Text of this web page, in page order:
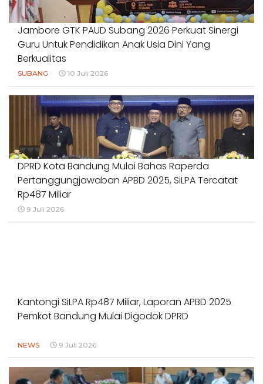
Jambore GTK PAUD Subang 2026 Perkuat Sinergi
Guru Untuk Pendidikan Anak Usia Dini Yang
Berkualitas
SUBANG 10 Juli 2026
DPRD Kota Bandung Mulai Bahas Raperda
Pertanggungjawaban APBD 2025, SiLPA Tercatat
Rp487 Miliar
9 Juli 2026
Kantongi SiLPA Rp487 Miliar, Laporan APBD 2025
Pemkot Bandung Mulai Digodok DPRD
NEWS 9 Juli 2026